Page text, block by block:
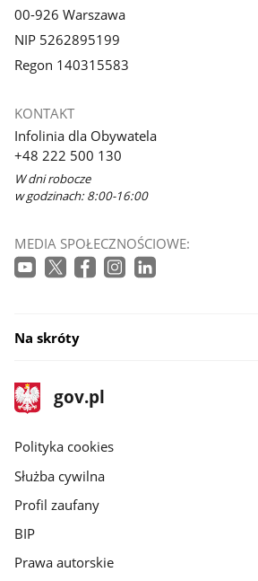
00-926 Warszawa
NIP 5262895199
Regon 140315583
KONTAKT
Infolinia dla Obywatela
+48 222 500 130
W dni robocze
w godzinach: 8:00-16:00
MEDIA SPOŁECZNOŚCIOWE:
Na skróty
stopka
gov.pl
Strona
gov.pl
gov.pl
Polityka cookies
Służba cywilna
Profil zaufany
BIP
Prawa autorskie